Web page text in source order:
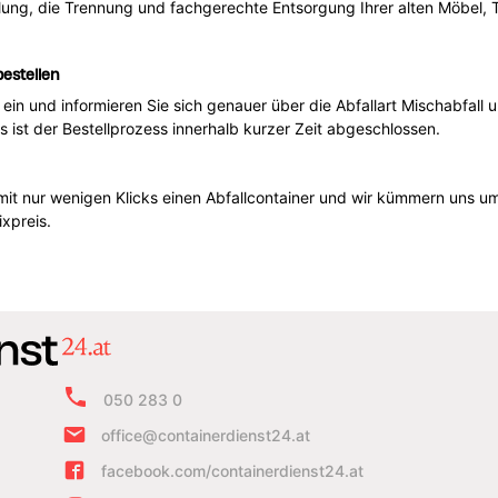
die Trennung und fachgerechte Entsorgung Ihrer alten Möbel,
und informieren Sie sich genauer über die Abfallart Mischabfall
ist der Bestellprozess innerhalb kurzer Zeit abgeschlossen.
nur wenigen Klicks einen Abfallcontainer und wir kümmern uns
050 283 0
office@containerdienst24.at
facebook.com/containerdienst24.at